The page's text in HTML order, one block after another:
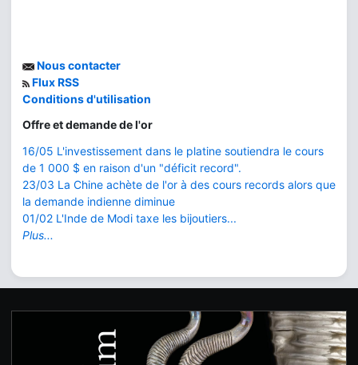
Nous contacter
Flux RSS
Conditions d'utilisation
Offre et demande de l'or
16/05 L'investissement dans le platine soutiendra le cours
de 1 000 $ en raison d'un "déficit record".
23/03 La Chine achète de l'or à des cours records alors que
la demande indienne diminue
01/02 L'Inde de Modi taxe les bijoutiers...
Plus...